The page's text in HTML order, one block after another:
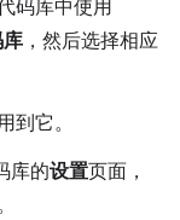
码库中使用
，然后选择相应
到它。
库的设置页面，